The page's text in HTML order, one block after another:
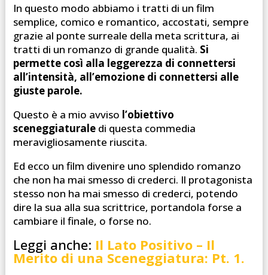
In questo modo abbiamo i tratti di un film
semplice, comico e romantico, accostati, sempre
grazie al ponte surreale della meta scrittura, ai
tratti di un romanzo di grande qualità. Si
permette così alla leggerezza di connettersi
all’intensità, all’emozione di connettersi alle
giuste parole.
Questo è a mio avviso l’obiettivo
sceneggiaturale di questa commedia
meravigliosamente riuscita.
Ed ecco un film divenire uno splendido romanzo
che non ha mai smesso di crederci. Il protagonista
stesso non ha mai smesso di crederci, potendo
dire la sua alla sua scrittrice, portandola forse a
cambiare il finale, o forse no.
Leggi anche: Il Lato Positivo – Il
Merito di una Sceneggiatura: Pt. 1.